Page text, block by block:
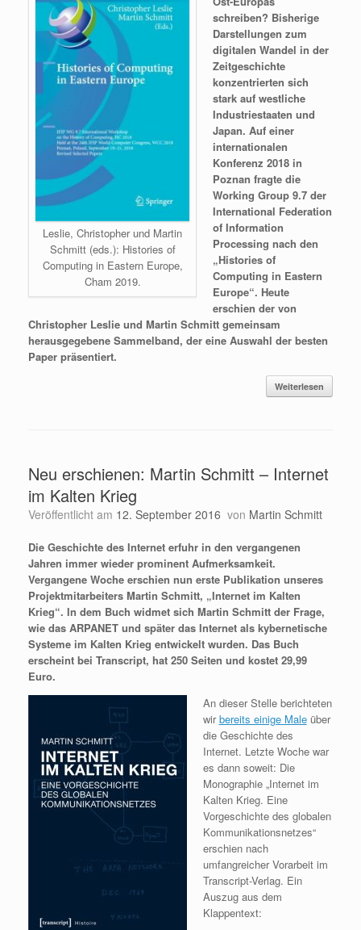
Leslie, Christopher und Martin
Schmitt (eds.): Histories of
Computing in Eastern Europe,
Cham 2019.
schreiben? Bisherige
Darstellungen zum
digitalen Wandel in der
Zeitgeschichte
konzentrierten sich
stark auf westliche
Industriestaaten und
Japan. Auf einer
internationalen
Konferenz 2018 in
Poznan fragte die
Working Group 9.7 der
International Federation
of Information
Processing nach den
„Histories of
Computing in Eastern
Europe“. Heute
erschien der von
Christopher Leslie und Martin Schmitt gemeinsam
herausgegebene Sammelband, der eine Auswahl der besten
Paper präsentiert.
Weiterlesen
Neu erschienen: Martin Schmitt – Internet
im Kalten Krieg
Veröffentlicht am 12. September 2016 von Martin Schmitt
Die Geschichte des Internet erfuhr in den vergangenen
Jahren immer wieder prominent Aufmerksamkeit.
Vergangene Woche erschien nun erste Publikation unseres
Projektmitarbeiters Martin Schmitt, „Internet im Kalten
Krieg“. In dem Buch widmet sich Martin Schmitt der Frage,
wie das ARPANET und später das Internet als kybernetische
Systeme im Kalten Krieg entwickelt wurden. Das Buch
erscheint bei Transcript, hat 250 Seiten und kostet 29,99
Euro.
An dieser Stelle berichteten
wirbereits einige Maleüber
die Geschichte des
Internet. Letzte Woche war
es dann soweit: Die
Monographie „Internet im
Kalten Krieg. Eine
Vorgeschichte des globalen
Kommunikationsnetzes“
erschien nach
umfangreicher Vorarbeit im
Transcript-Verlag. Ein
Auszug aus dem
Klappentext: